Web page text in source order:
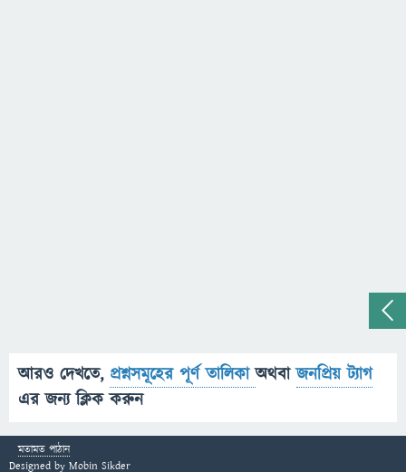
আরও দেখতে, প্রশ্নসমূহের পূর্ণ তালিকাঅথবাজনপ্রিয় ট্যাগ
এর জন্য ক্লিক করুন
মতামত পাঠান
Designed by Mobin Sikder